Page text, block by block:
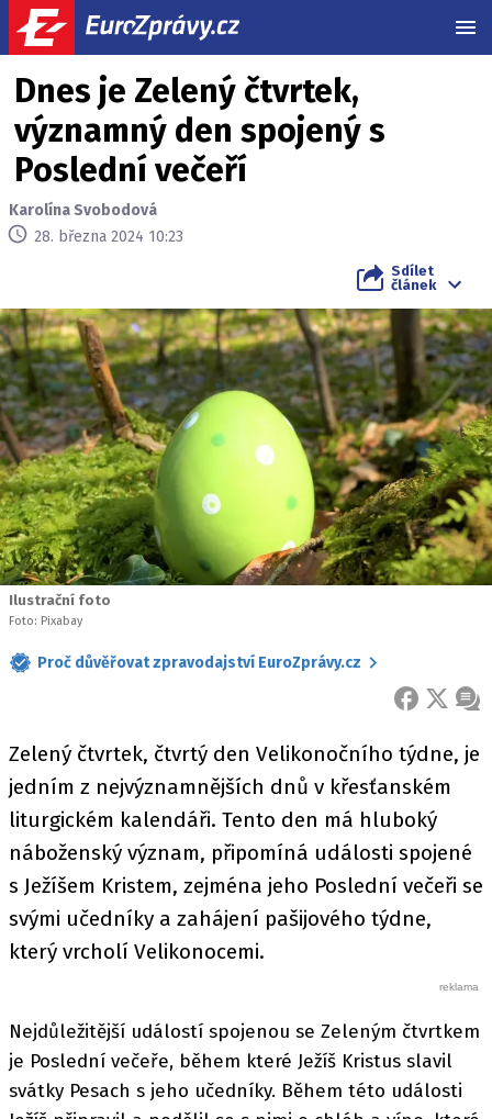
Dnes je Zelený čtvrtek,
významný den spojený s
Poslední večeří
Karolína Svobodová
28. března 2024 10:23
Sdílet
článek
Ilustrační foto
Foto: Pixabay
Proč důvěřovat zpravodajství EuroZprávy.cz
FACEBOOK
X
Zelený čtvrtek, čtvrtý den Velikonočního týdne, je
jedním z nejvýznamnějších dnů v křesťanském
liturgickém kalendáři. Tento den má hluboký
náboženský význam, připomíná události spojené
s Ježíšem Kristem, zejména jeho Poslední večeři se
svými učedníky a zahájení pašijového týdne,
který vrcholí Velikonocemi.
Nejdůležitější událostí spojenou se Zeleným čtvrtkem
je Poslední večeře, během které Ježíš Kristus slavil
svátky Pesach s jeho učedníky. Během této události